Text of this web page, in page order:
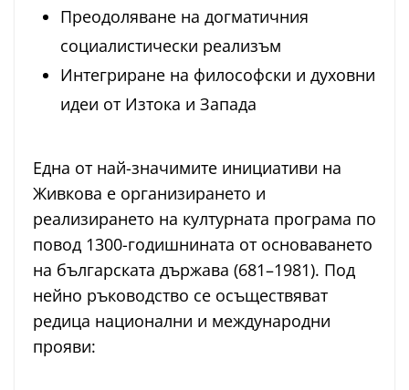
Преодоляване на догматичния
социалистически реализъм
Интегриране на философски и духовни
идеи от Изтока и Запада
Една от най-значимите инициативи на
Живкова е организирането и
реализирането на културната програма по
повод 1300-годишнината от основаването
на българската държава (681–1981). Под
нейно ръководство се осъществяват
редица национални и международни
прояви: